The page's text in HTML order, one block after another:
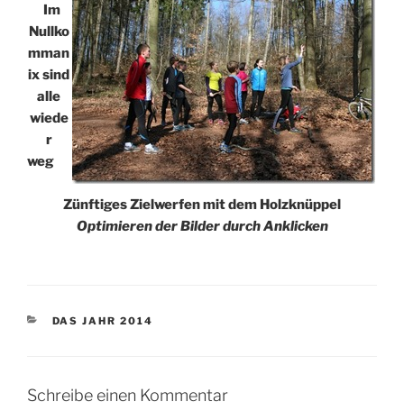
Im
Nullko
mman
ix sind
alle
wiede
r
weg
Zünftiges Zielwerfen mit dem Holzknüppel
Optimieren der Bilder durch Anklicken
KATEGORIEN
DAS JAHR 2014
Schreibe einen Kommentar